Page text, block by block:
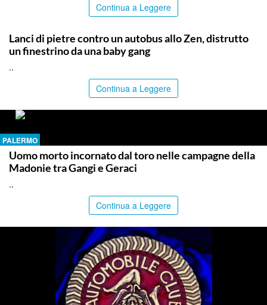
Continua a Leggere
Lanci di pietre contro un autobus allo Zen, distrutto
un finestrino da una baby gang
..
Continua a Leggere
PALERMO
Uomo morto incornato dal toro nelle campagne della
Madonie tra Gangi e Geraci
..
Continua a Leggere